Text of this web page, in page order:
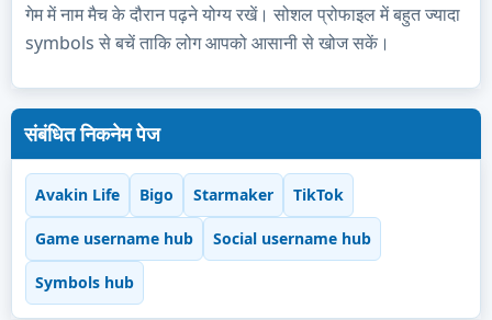
गेम में नाम मैच के दौरान पढ़ने योग्य रखें। सोशल प्रोफाइल में बहुत ज्यादा
symbols से बचें ताकि लोग आपको आसानी से खोज सकें।
संबंधित निकनेम पेज
Avakin Life Bigo Starmaker TikTok
Game username hub Social username hub
Symbols hub